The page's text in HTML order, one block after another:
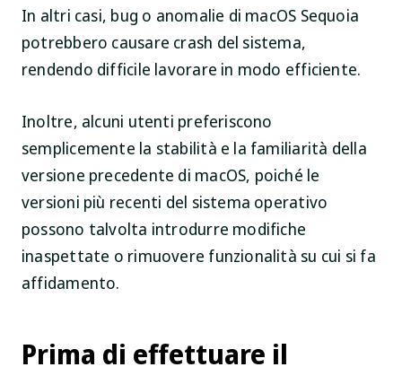
In altri casi, bug o anomalie di macOS Sequoia
potrebbero causare crash del sistema,
rendendo difficile lavorare in modo efficiente.
Inoltre, alcuni utenti preferiscono
semplicemente la stabilità e la familiarità della
versione precedente di macOS, poiché le
versioni più recenti del sistema operativo
possono talvolta introdurre modifiche
inaspettate o rimuovere funzionalità su cui si fa
affidamento.
Prima di effettuare il